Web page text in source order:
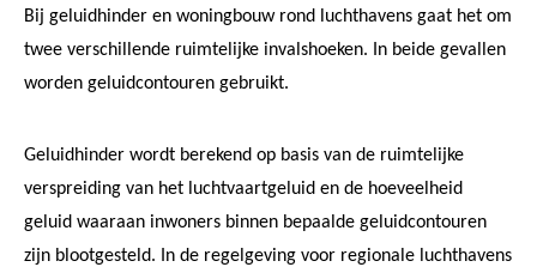
Bij geluidhinder en woningbouw rond luchthavens gaat het om
twee verschillende ruimtelijke invalshoeken. In beide gevallen
worden geluidcontouren gebruikt.
Geluidhinder wordt berekend op basis van de ruimtelijke
verspreiding van het luchtvaartgeluid en de hoeveelheid
geluid waaraan inwoners binnen bepaalde geluidcontouren
zijn blootgesteld. In de regelgeving voor regionale luchthavens